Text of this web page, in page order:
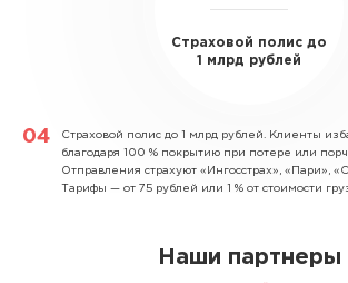
Страховой полис до
1 млрд рублей
Страховой полис до 1 млрд рублей. Клиенты
благодаря 100 % покрытию при потере или
Отправления страхуют «Ингосстрах», «Пари»,
Тарифы — от 75 рублей или 1 % от стоимости
Наши партнеры